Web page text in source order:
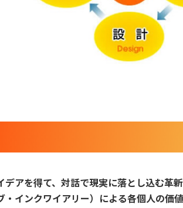
デアを得て、対話で現実に落とし込む革
・インクワイアリー）による各個人の価